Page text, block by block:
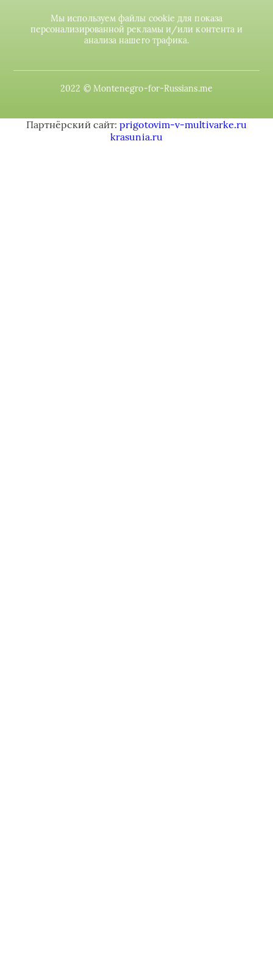
Мы используем файлы cookie для показа
персонализированной рекламы и/или контента и
анализа нашего трафика.
2022 © Montenegro-for-Russians.me
Партнёрский сайт:prigotovim-v-multivarke.ru
krasunia.ru